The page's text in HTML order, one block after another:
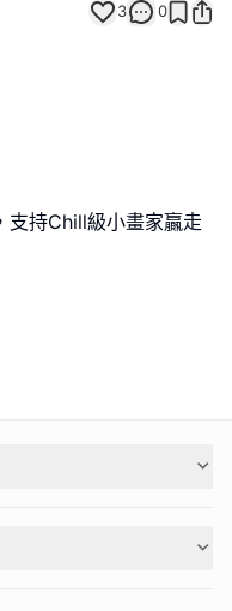
3 0
支持Chill級小畫家贏走